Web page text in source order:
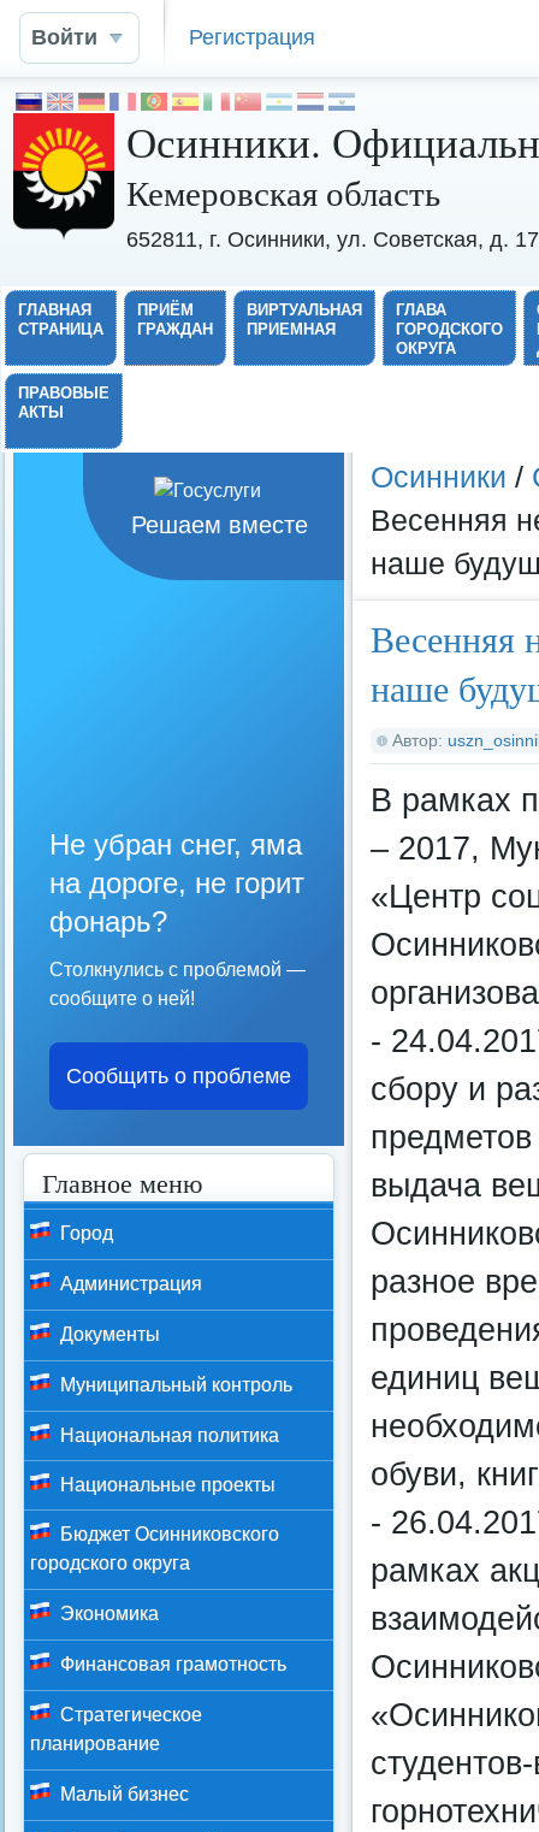
Войти Регистрация
Осинники.
Кемеровская область
652811, г. Осинники, ул. Советская, д.
ГЛАВНАЯ
СТРАНИЦА
ПРИЁМ
ГРАЖДАН
ВИРТУАЛЬНАЯ
ПРИЕМНАЯ
ГЛАВА
ГОРОДСКОГО
ОКРУГА
ПРАВОВЫЕ
АКТЫ
Осинники /
Весенняя
наше
Весенняя
наше
Автор:
В рамках
– 2017,
«Центр
-
сбору и
выдача
разное
единиц
обуви,
-
рамках
Решаем вместе
Не убран снег, яма
на дороге, не горит
фонарь?
Столкнулись с проблемой —
сообщите о ней!
Сообщить о проблеме
Главное меню
Город
Администрация
Документы
Муниципальный контроль
Национальная политика
Национальные проекты
Бюджет Осинниковского
городского округа
Экономика
Финансовая грамотность
Стратегическое
планирование
Малый бизнес